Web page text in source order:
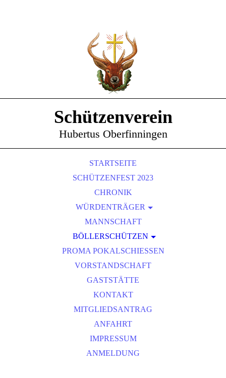
Schützenverein
Hubertus Oberfinningen
STARTSEITE
SCHÜTZENFEST 2023
CHRONIK
WÜRDENTRÄGER
SCHÜTZENKÖNIGE
VEREINSMEISTER
MANNSCHAFT
BÖLLERSCHÜTZEN
OKTOBERFEST & BÖLLERSCHIESSEN
BILDER HUBERTUSMESSE
VIDEO NEUJAHRSBÖLLERN
BILDER BÖLLER
PROMA POKALSCHIESSEN
VORSTANDSCHAFT
GASTSTÄTTE
KONTAKT
MITGLIEDSANTRAG
ANFAHRT
IMPRESSUM
ANMELDUNG